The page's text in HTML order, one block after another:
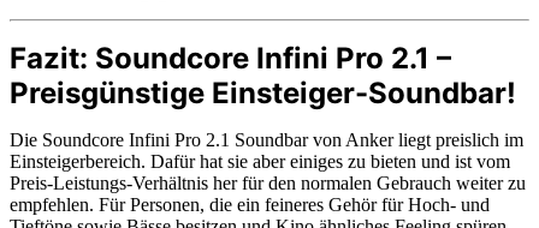
Fazit: Soundcore Infini Pro 2.1 –
Preisgünstige Einsteiger-Soundbar!
Die Soundcore Infini Pro 2.1 Soundbar von Anker liegt preislich im
Einsteigerbereich. Dafür hat sie aber einiges zu bieten und ist vom
Preis-Leistungs-Verhältnis her für den normalen Gebrauch weiter zu
empfehlen. Für Personen, die ein feineres Gehör für Hoch- und